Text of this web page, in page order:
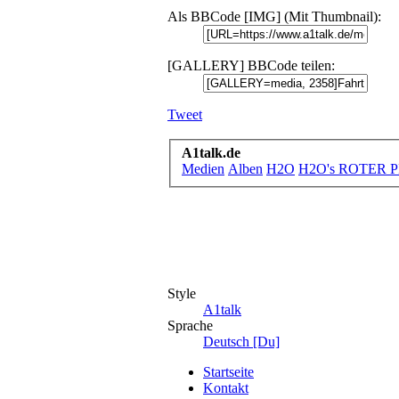
Als BBCode [IMG] (Mit Thumbnail):
[GALLERY] BBCode teilen:
Tweet
A1talk.de
Medien Alben H2O H2O's ROTER
Style
A1talk
Sprache
Deutsch [Du]
Startseite
Kontakt